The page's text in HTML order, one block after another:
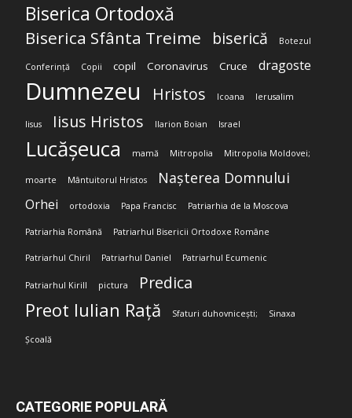
Biserica Ortodoxă
Biserica Sfânta Treime biserică Botezul
Conferință Copii copil Coronavirus Cruce dragoste
Dumnezeu Hristos Icoana Ierusalim
Iisus Iisus Hristos Ilarion Boian Israel
Lucășeuca mamă Mitropolia Mitropolia Moldovei;
moarte Mântuitorul Hristos Nașterea Domnului
Orhei ortodoxia Papa Francisc Patriarhia de la Moscova
Patriarhia Română Patriarhul Bisericii Ortodoxe Române
Patriarhul Chiril Patriarhul Daniel Patriarhul Ecumenic
Patriarhul Kirill pictura Predica
Preot Iulian Rață Sfaturi duhovnicești; Sinaxa
Școală
CATEGORIE POPULARĂ